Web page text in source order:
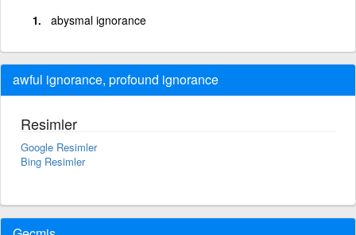
abysmal ignorance
awful ignorance, profound ignorance
Resimler
Google Resimler
Bing Resimler